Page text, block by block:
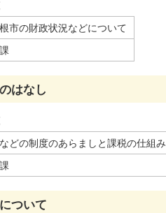
市の財政状況などについて
はなし
どの制度のあらましと課税の仕組み
ついて